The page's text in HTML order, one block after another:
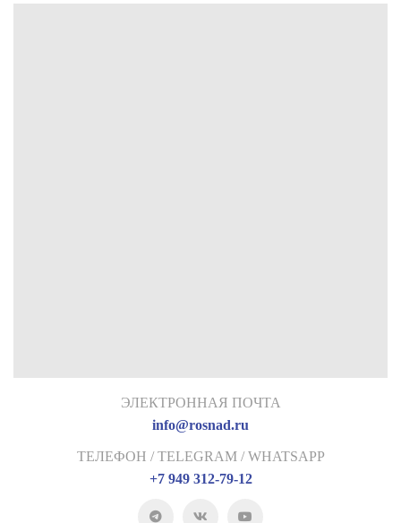
ЭЛЕКТРОННАЯ ПОЧТА
info@rosnad.ru
ТЕЛЕФОН / TELEGRAM / WHATSAPP
+7 949 312-79-12